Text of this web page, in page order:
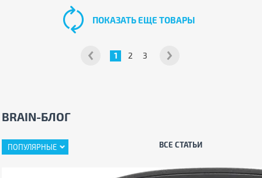
1 2 3
ПОКАЗАТЬ ЕЩЕ ТОВАРЫ
BRAIN-БЛОГ
ПОПУЛЯРНЫЕ ВСЕ СТАТЬИ